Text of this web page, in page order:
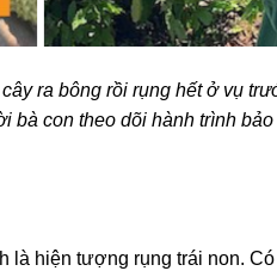
ra bông rồi rụng hết ở vụ
con theo dõi hành trình
hiện tượng rụng trái non.